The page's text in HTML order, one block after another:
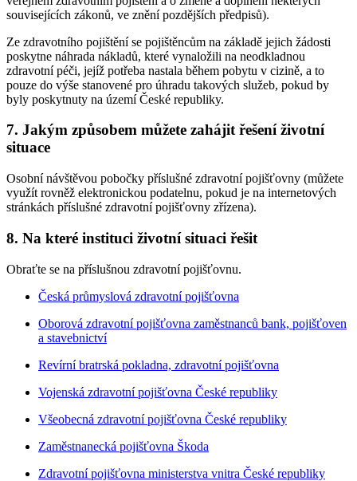
souvisejících zákonů, ve znění pozdějších předpisů).
Ze zdravotního pojištění se pojištěncům na základě jejich žádosti
poskytne náhrada nákladů, které vynaložili na neodkladnou
zdravotní péči, jejíž potřeba nastala během pobytu v cizině, a to
pouze do výše stanovené pro úhradu takových služeb, pokud by
byly poskytnuty na území České republiky.
7. Jakým způsobem můžete zahájit řešení životní
situace
Osobní návštěvou pobočky příslušné zdravotní pojišťovny (můžete
využít rovněž elektronickou podatelnu, pokud je na internetových
stránkách příslušné zdravotní pojišťovny zřízena).
8. Na které instituci životní situaci řešit
Obraťte se na příslušnou zdravotní pojišťovnu.
Česká průmyslová zdravotní pojišťovna
Oborová zdravotní pojišťovna zaměstnanců bank, pojišťoven
a stavebnictví
Revírní bratrská pokladna, zdravotní pojišťovna
Vojenská zdravotní pojišťovna České republiky
Všeobecná zdravotní pojišťovna České republiky
Zaměstnanecká pojišťovna Škoda
Zdravotní pojišťovna ministerstva vnitra České republiky